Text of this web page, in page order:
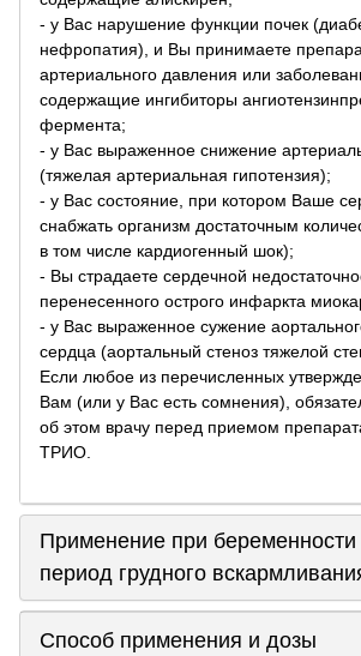
- у Вас нарушение функции почек
нефропатия), и Вы принимаете
артериального давления или
содержащие ингибиторы
фермента;
- у Вас выраженное снижение
(тяжелая артериальная гипотензия);
- у Вас состояние, при котором Ваше
снабжать организм достаточным
в том числе кардиогенный шок);
- Вы страдаете сердечной
перенесенного острого инфаркта
- у Вас выраженное сужение
сердца (аортальный стеноз тяжелой
Если любое из перечисленных
Вам (или у Вас есть сомнения),
об этом врачу перед приемом
ТРИО.
Применение при беременности
период грудного
Способ применения и дозы